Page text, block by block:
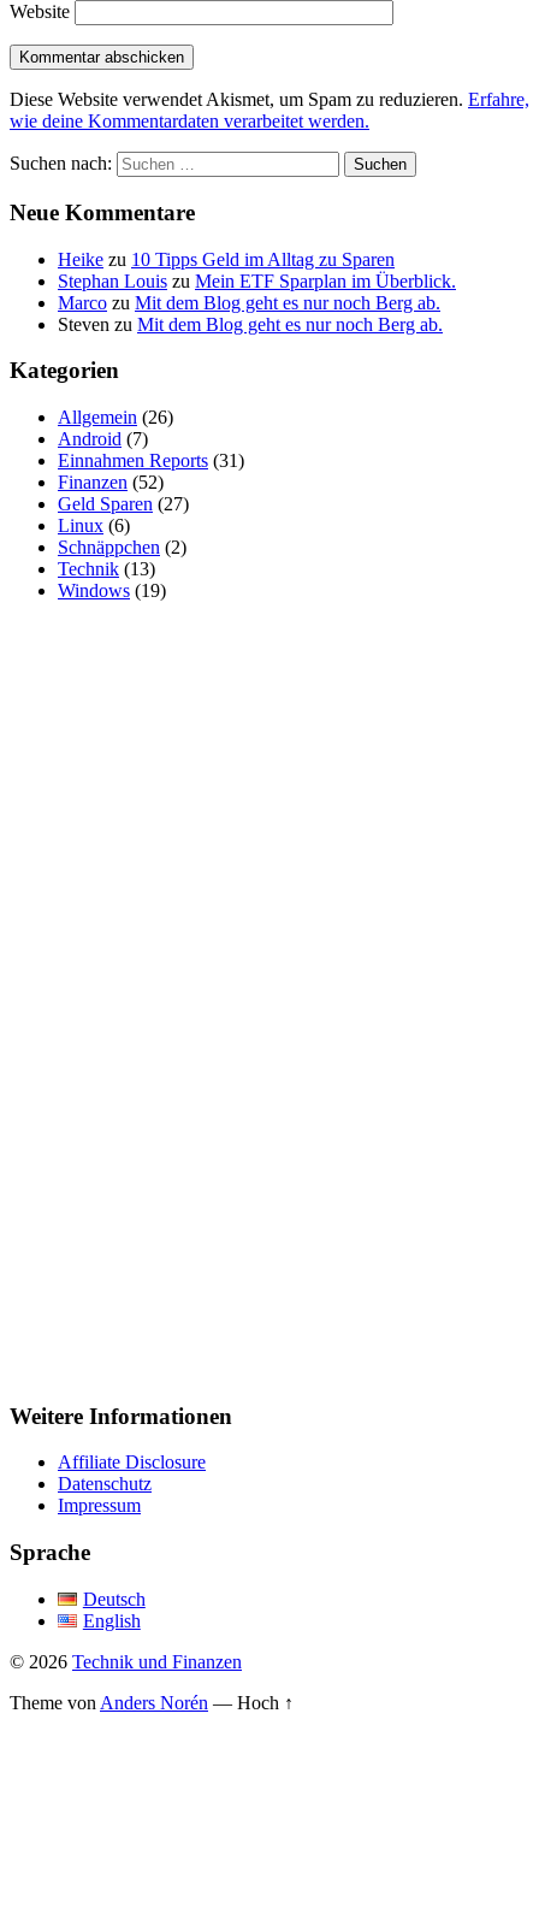
Website
Diese Website verwendet Akismet, um Spam zu reduzieren. Erfahre,
wie deine Kommentardaten verarbeitet werden.
Suchen nach:
Neue Kommentare
Heike zu 10 Tipps Geld im Alltag zu Sparen
Stephan Louis zu Mein ETF Sparplan im Überblick.
Marco zu Mit dem Blog geht es nur noch Berg ab.
Steven zu Mit dem Blog geht es nur noch Berg ab.
Kategorien
Allgemein (26)
Android (7)
Einnahmen Reports (31)
Finanzen (52)
Geld Sparen (27)
Linux (6)
Schnäppchen (2)
Technik (13)
Windows (19)
Weitere Informationen
Affiliate Disclosure
Datenschutz
Impressum
Sprache
Deutsch
English
© 2026 Technik und Finanzen
Theme von Anders Norén — Hoch ↑